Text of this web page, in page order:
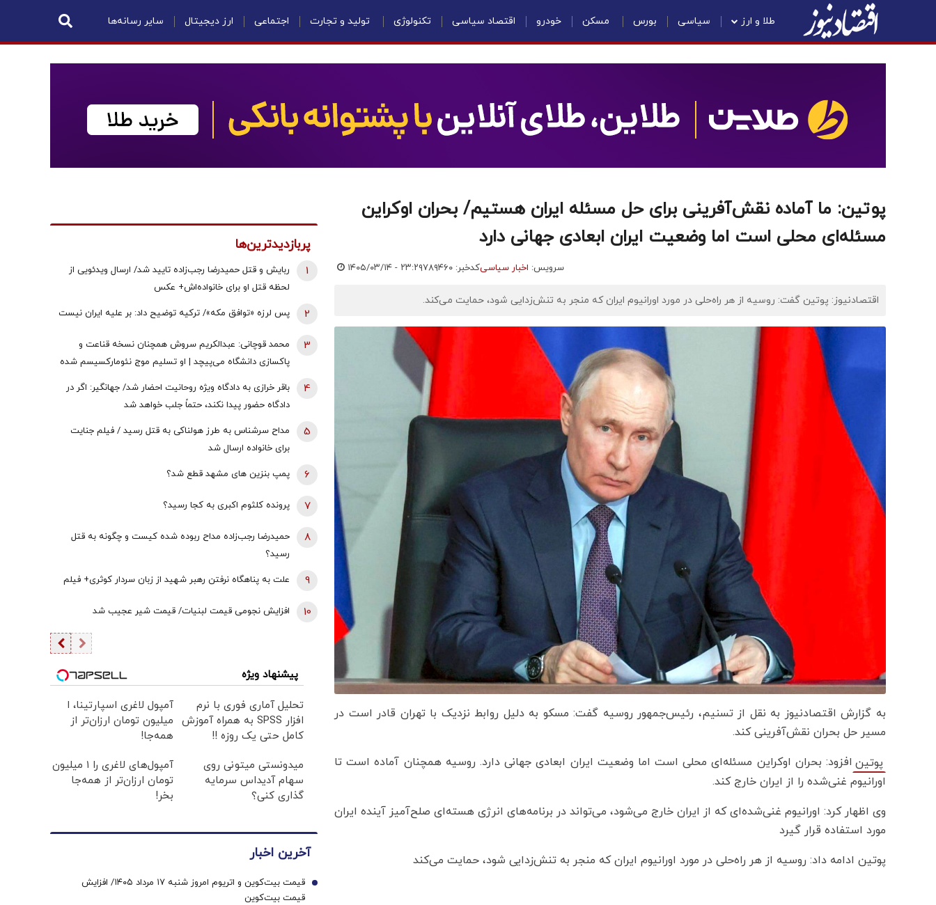
طلا و ارز سیاسی بورس مسکن خودرو اقتصاد سیاسی تکنولوژی تولید و تجارت اجتماعی ارز دیجیتال سایر رسانه‌ها
پوتین: ما آماده نقش‌آفرینی برای حل مسئله ایران هستیم/ بحران اوکراین
مسئله‌ای محلی است اما وضعیت ایران ابعادی جهانی دارد
سرویس: اخبار سیاسیکدخبر: ۷۸۹۴۶۰ ۱۴۰۵/۰۳/۱۴ - ۲۳:۲۹
اقتصادنیوز: پوتین گفت: روسیه از هر راه‌حلی در مورد اورانیوم ایران که منجر به تنش‌زدایی شود، حمایت می‌کند.
به گزارش اقتصادنیوز به نقل از تسنیم، رئیس‌جمهور روسیه گفت: مسکو به دلیل روابط نزدیک با تهران قادر است در
مسیر حل بحران نقش‌آفرینی کند.
پوتین افزود: بحران اوکراین مسئله‌ای محلی است اما وضعیت ایران ابعادی جهانی دارد. روسیه همچنان آماده است تا
اورانیوم غنی‌شده را از ایران خارج کند.
وی اظهار کرد: اورانیوم غنی‌شده‌ای که از ایران خارج می‌شود، می‌تواند در برنامه‌های انرژی هسته‌ای صلح‌آمیز آینده ایران
مورد استفاده قرار گیرد
پوتین ادامه داد: روسیه از هر راه‌حلی در مورد اورانیوم ایران که منجر به تنش‌زدایی شود، حمایت می‌کند
پربازدیدترین‌ها
ربایش و قتل حمیدرضا رجب‌زاده تایید شد/ ارسال ویدئویی از
لحظه قتل او برای خانواده‌اش+ عکس
1
پس لرزه «توافق مکه»/ ترکیه توضیح داد: بر علیه ایران نیست 2
محمد قوچانی: عبدالکریم سروش همچنان نسخه قناعت و
پاکسازی دانشگاه می‌پیچد | او تسلیم موج نئومارکسیسم شده
است | سروش به زبان چپ سخن می‌گوید و نظام بازار آزاد
رقابتی را با برچسب کاپیتالیسم توضیح می‌دهد
3
باقر خرازی به دادگاه ویژه روحانیت احضار شد/ جهانگیر: اگر در
دادگاه حضور پیدا نکند، حتماً جلب خواهد شد
4
مداح سرشناس به طرز هولناکی به قتل رسید / فیلم جنایت
برای خانواده ارسال شد
5
پمپ بنزین های مشهد قطع شد؟ 6
پرونده کلثوم اکبری به کجا رسید؟ 7
حمیدرضا رجب‌زاده مداح ربوده شده کیست و چگونه به قتل
رسید؟
8
علت به پناهگاه نرفتن رهبر شهید از زبان سردار کوثری+ فیلم 9
افزایش نجومی قیمت لبنیات/ قیمت شیر عجیب شد 10
پیشنهاد ویژه
تحلیل آماری فوری با نرم
افزار SPSS به همراه آموزش
کامل حتی یک روزه !!
آمپول لاغری اسپارتینا، ا
میلیون تومان ارزان‌تر از
همه‌جا!
میدونستی میتونی روی
سهام آدیداس سرمایه
گذاری کنی؟
آمپول‌های لاغری را ۱ میلیون
تومان ارزان‌تر از همه‌جا
بخر!
آخرین اخبار
قیمت بیت‌کوین و اتریوم امروز شنبه ۱۷ مرداد ۱۴۰۵/ افزایش
قیمت بیت‌کوین
1